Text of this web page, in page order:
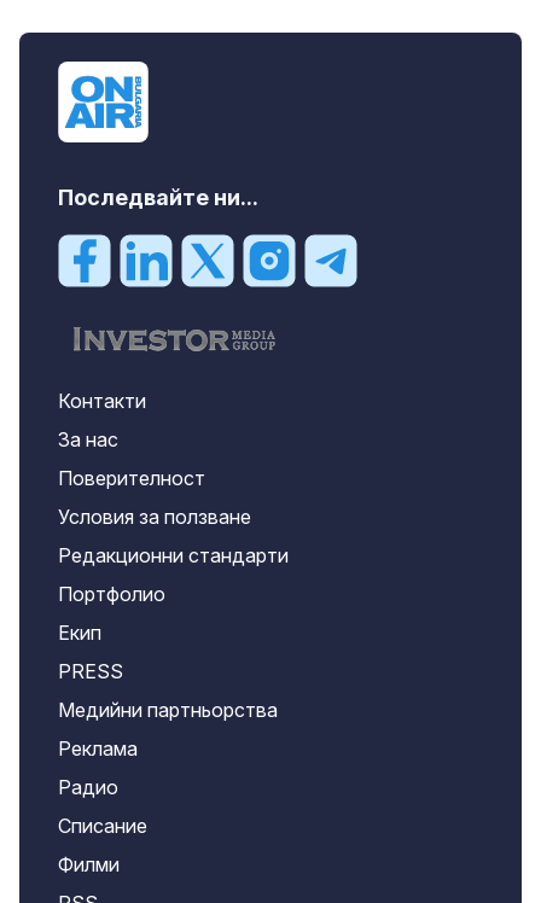
Последвайте ни...
Контакти
За нас
Поверителност
Условия за ползване
Редакционни стандарти
Портфолио
Екип
PRESS
Медийни партньорства
Реклама
Радио
Списание
Филми